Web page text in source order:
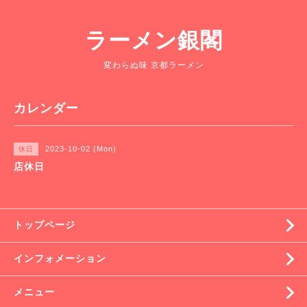
ラーメン銀閣
変わらぬ味 京都ラーメン
カレンダー
休日 2023-10-02 (Mon)
店休日
トップページ
インフォメーション
メニュー